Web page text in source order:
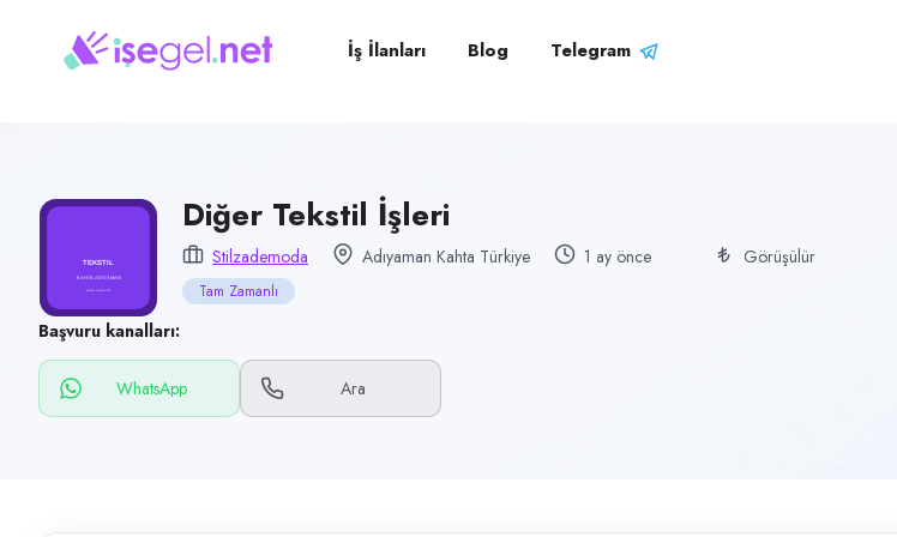
Diğer Tekstil İşleri
Üretim & İmalat
Kahta, Adıyaman
Çalışma şekli
Tam Zamanlı
Yayın tarihi
İş İlanları Blog Telegram
Diğer Tekstil İşleri
Stilzademoda Adıyaman Kahta Türkiye 1 ay önce Görüşülür
Tam Zamanlı
Başvuru kanalları:
WhatsApp Ara